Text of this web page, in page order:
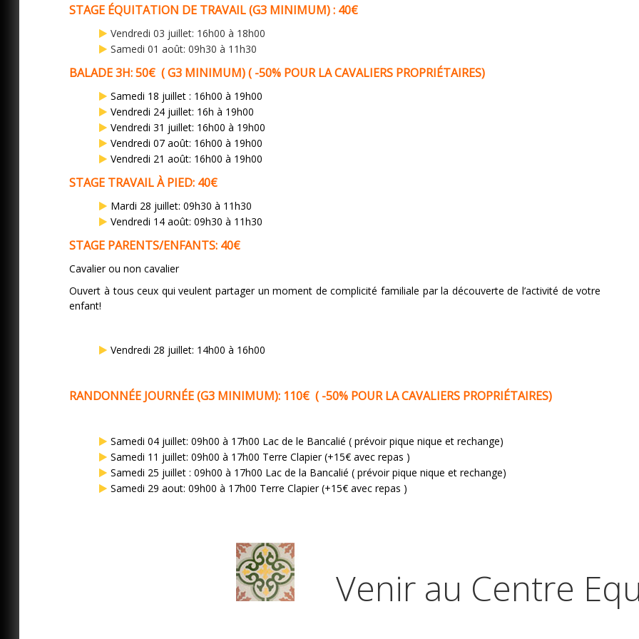
STAGE ÉQUITATION DE TRAVAIL (G3 MINIMUM) : 40€
Vendredi 03 juillet: 16h00 à 18h00
Samedi 01 août: 09h30 à 11h30
BALADE 3H: 50€ ( G3 MINIMUM)( -50% POUR LA CAVALIERS PROPRIÉTAIRES)
Samedi 18 juillet : 16h00 à 19h00
Vendredi 24 juillet: 16h à 19h00
Vendredi 31 juillet: 16h00 à 19h00
Vendredi 07 août: 16h00 à 19h00
Vendredi 21 août: 16h00 à 19h00
STAGE TRAVAIL À PIED: 40€
Mardi 28 juillet: 09h30 à 11h30
Vendredi 14 août: 09h30 à 11h30
STAGE PARENTS/ENFANTS: 40€
Cavalier ou non cavalier
Ouvert à tous ceux qui veulent partager un moment de complicité familiale par la découverte de l’activité de votre
enfant!
Vendredi 28 juillet: 14h00 à 16h00
RANDONNÉE JOURNÉE (G3 MINIMUM): 110€ ( -50% POUR LA CAVALIERS PROPRIÉTAIRES)
Samedi 04 juillet: 09h00 à 17h00 Lac de le Bancalié ( prévoir pique nique et rechange)
Samedi 11 juillet: 09h00 à 17h00 Terre Clapier (+15€ avec repas )
Samedi 25 juillet : 09h00 à 17h00 Lac de la Bancalié ( prévoir pique nique et rechange)
Samedi 29 aout: 09h00 à 17h00 Terre Clapier (+15€ avec repas )
Venir au Centre